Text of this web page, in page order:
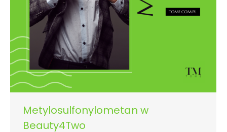
Metylosulfonylometan w
Beauty4Two